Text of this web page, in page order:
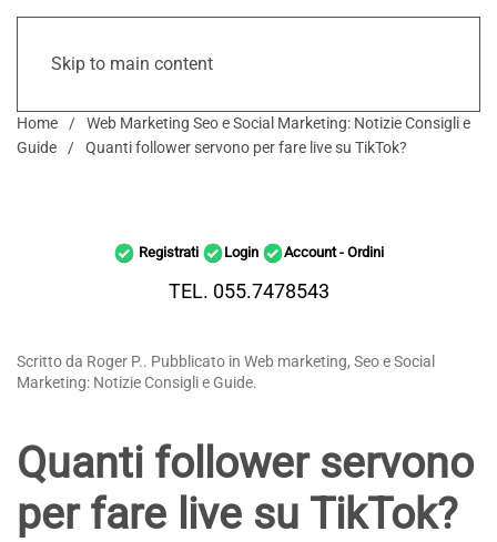
Skip to main content
Home
Web Marketing Seo e Social Marketing: Notizie Consigli e
Guide
Quanti follower servono per fare live su TikTok?
Registrati Login Account - Ordini
TEL. 055.7478543
Scritto da Roger P.. Pubblicato in Web marketing, Seo e Social
Marketing: Notizie Consigli e Guide.
Quanti follower servono
per fare live su TikTok?